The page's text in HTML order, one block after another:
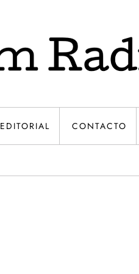
EDITORIAL CONTACTO